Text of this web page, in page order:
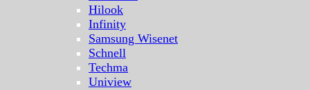
Hilook
Infinity
Samsung Wisenet
Schnell
Techma
Uniview